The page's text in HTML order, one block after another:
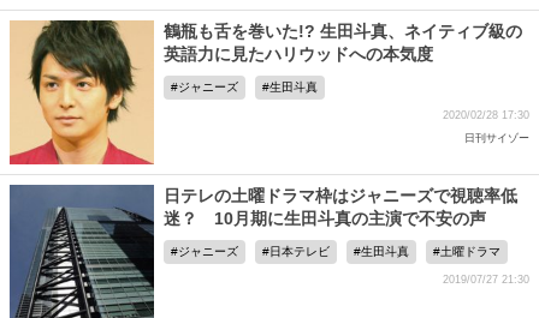
鶴瓶も舌を巻いた!? 生田斗真、ネイティブ級の
英語力に見たハリウッドへの本気度
ジャニーズ 生田斗真
2020/02/28 17:30
日刊サイゾー
日テレの土曜ドラマ枠はジャニーズで視聴率低
迷？ 10月期に生田斗真の主演で不安の声
ジャニーズ 日本テレビ 生田斗真 土曜ドラマ
2019/07/27 21:30